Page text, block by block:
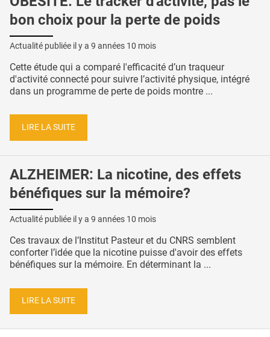
bon choix pour la perte de poids
Actualité publiée il y a 9 années 10 mois
Cette étude qui a comparé l'efficacité d’un traqueur
d'activité connecté pour suivre l’activité physique, intégré
dans un programme de perte de poids montre ...
LIRE LA SUITE
ALZHEIMER: La nicotine, des effets
bénéfiques sur la mémoire?
Actualité publiée il y a 9 années 10 mois
Ces travaux de l’Institut Pasteur et du CNRS semblent
conforter l’idée que la nicotine puisse d'avoir des effets
bénéfiques sur la mémoire. En déterminant la ...
LIRE LA SUITE